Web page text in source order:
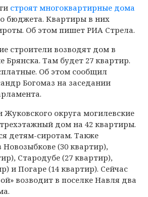
строят многоквартирные дома
бюджета. Квартиры в них
Об этом пишет РИА Стрела.
строители возводят дом в
Брянска. Там будет 27 квартир.
Об этом сообщил
Богомаз на заседании
округа могилевские
дом на 42 квартиры.
детям-сиротам. Также
(30 квартир),
Стародубе (27 квартир),
и Погаре (14 квартир). Сейчас
возводит в поселке Навля два